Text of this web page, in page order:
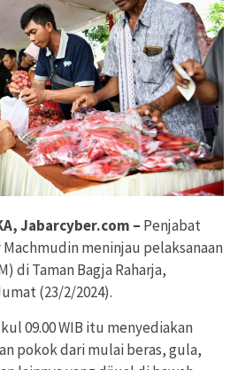
Jabarcyber.com – Penjabat
meninjau pelaksanaan
di Taman Bagja Raharja,
(23/2/2024).
09.00 WIB itu menyediakan
pokok dari mulai beras, gula,